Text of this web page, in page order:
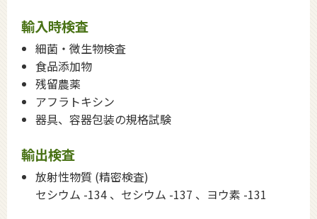
輸入時検査
細菌・微生物検査
食品添加物
残留農薬
アフラトキシン
器具、容器包装の規格試験
輸出検査
放射性物質 (精密検査)
セシウム -134 、セシウム -137 、ヨウ素 -131